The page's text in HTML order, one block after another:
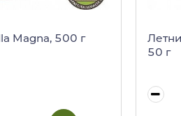
Magna, 500 г
50 г